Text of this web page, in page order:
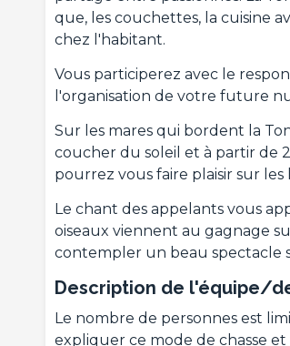
que, les couchettes, la cuisine
chez l'habitant.
Vous participerez avec le
l'organisation de votre future
Sur les mares qui bordent la
coucher du soleil et à partir de
pourrez vous faire plaisir sur les
Le chant des appelants vous
oiseaux viennent au gagnage
contempler un beau spectacle
Description de l'équipe/
Le nombre de personnes est
expliquer ce mode de chasse